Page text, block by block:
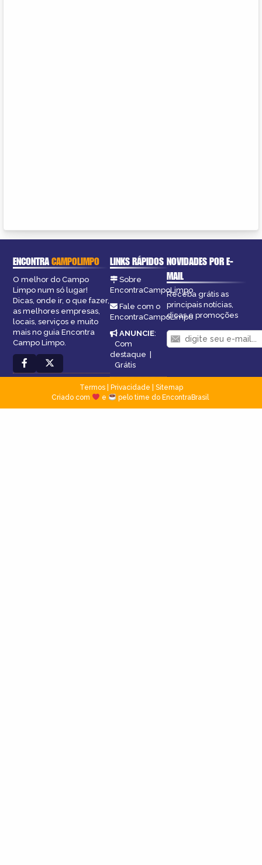
ENCONTRACAMPOLIMPO
O melhor do Campo
Limpo num só lugar!
Dicas, onde ir, o que fazer,
as melhores empresas,
locais, serviços e muito
mais no guia Encontra
Campo Limpo.
LINKS RÁPIDOS
Sobre
EncontraCampoLimpo
Fale com o
EncontraCampoLimpo
ANUNCIE:
Com
destaque
Grátis
NOVIDADES POR E-
MAIL
Receba grátis as
principais notícias,
dicas e promoções
Termos| Privacidade
Sitemap
Criado com
e pelo time do EncontraBrasil